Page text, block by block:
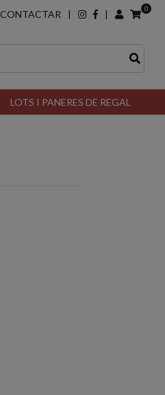
CONTACTAR | | 0
LOTS I PANERES DE REGAL